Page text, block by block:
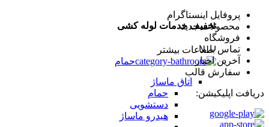
تخفیف خدمات لوله کشی
اطلاعات بیشتر
حمام
اتاق ماساژ
حمام
دستشویی
هیدرو ماساژ
پروفایل اینستاگرام
محصولات جدید
فروشگاه
تماس با ما
آخرین اخبار
سفارش قالب
دریافت اپلیکیشن: